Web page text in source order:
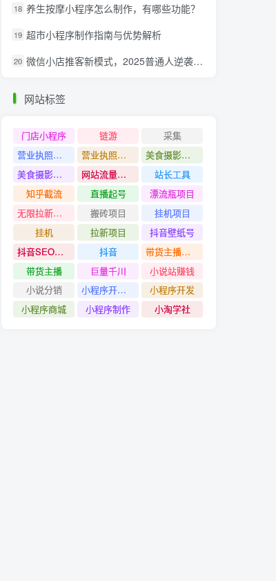
18 养生按摩小程序怎么制作，有哪些功能？
19 超市小程序制作指南与优势解析
20 微信小店推客新模式，2025普通人逆袭的亿级财富新风口
网站标签
门店小程序 链游
采集
营业执照注销教程
营业执照出证教程
美食摄影课程
美食摄影教程
网站流量赚钱
站长工具
知乎截流
直播起号
漂流瓶项目
无限拉新项目
搬砖项目
挂机项目
挂机
拉新项目
抖音壁纸号
抖音SEO技术
抖音
带货主播创造营
带货主播
巨量千川
小说站赚钱
小说分销
小程序开发#小程序制作
小程序开发
小程序商城
小程序制作 小淘学社